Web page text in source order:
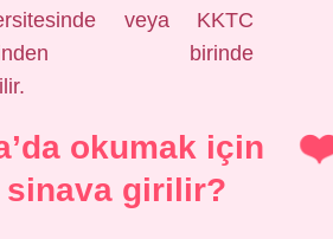
veya KKTC
birinde
okumak için
sinava girilir?